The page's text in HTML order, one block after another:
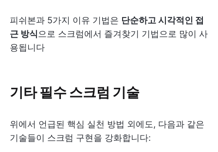
피쉬본과 5가지 이유 기법은 단순하고 시각적인 접
근 방식 으로 스크럼에서 즐겨찾기 기법으로 많이 사
용됩니다
기타 필수 스크럼 기술
위에서 언급된 핵심 실천 방법 외에도, 다음과 같은
기술들이 스크럼 구현을 강화합니다: